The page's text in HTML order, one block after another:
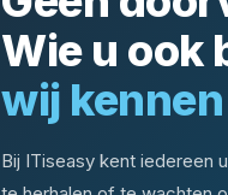
Wie u ook
wij
Bij ITiseasy kent iedereen